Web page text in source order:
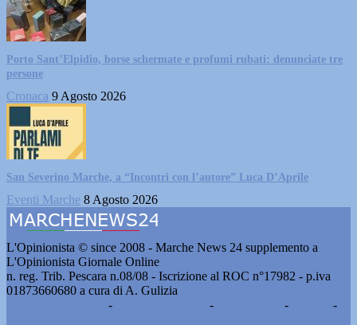
Porto Sant’Elpidio, borse schermate e profumi rubati: denunciate tre
persone
Cronaca 9 Agosto 2026
San Severino Marche, a “Incontri con l’autore” Luca D’Aprile
Eventi Marche 8 Agosto 2026
L'Opinionista © since 2008 - Marche News 24 supplemento a
L'Opinionista Giornale Online
n. reg. Trib. Pescara n.08/08 - Iscrizione al ROC n°17982 - p.iva
01873660680 a cura di A. Gulizia
- - -
-